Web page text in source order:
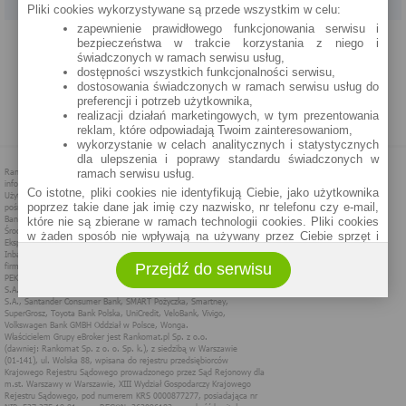
PROGRAM PARTNERSKI O NAS REKLAMA REGULAMIN
POLITYKA PRYWATNOŚCI POLITYKA COOKIES ZASADY PLASOWANIA
Pliki cookies wykorzystywane są przede wszystkim w celu:
zapewnienie prawidłowego funkcjonowania serwisu i
bezpieczeństwa w trakcie korzystania z niego i
świadczonych w ramach serwisu usług,
dostępności wszystkich funkcjonalności serwisu,
dostosowania świadczonych w ramach serwisu usług do
preferencji i potrzeb użytkownika,
realizacji działań marketingowych, w tym prezentowania
reklam, które odpowiadają Twoim zainteresowaniom,
wykorzystanie w celach analitycznych i statystycznych
dla ulepszenia i poprawy standardu świadczonych w
ramach serwisu usług.
Co istotne, pliki cookies nie identyfikują Ciebie, jako użytkownika
poprzez takie dane jak imię czy nazwisko, nr telefonu czy e-mail,
które nie są zbierane w ramach technologii cookies. Pliki cookies
w żaden sposób nie wpływają na używany przez Ciebie sprzęt i
Zakres wykorzystywania plików cookies możliwy jest do
określenia w ustawieniach przeglądarki każdego użytkownika. Bez
wprowadzenia zmian ustawień, informacje w plikach cookies mogą
być zapisywane w pamięci Twojego urządzenia.
Administratorem danych pozyskiwanych w technologii cookies jest
spółka Rankomat.pl Sp. z o.o. (dawniej: Rankomat Sp. z o. o. Sp.
k.) z siedzibą w Warszawie, ul. Wolska 88, 01 - 141 Warszawa.
Możesz jako użytkownik w każdym czasie skontaktować się z
administratorem pod adresem bok@ebroker.pl, jak również wyrazić
Przejdź do serwisu